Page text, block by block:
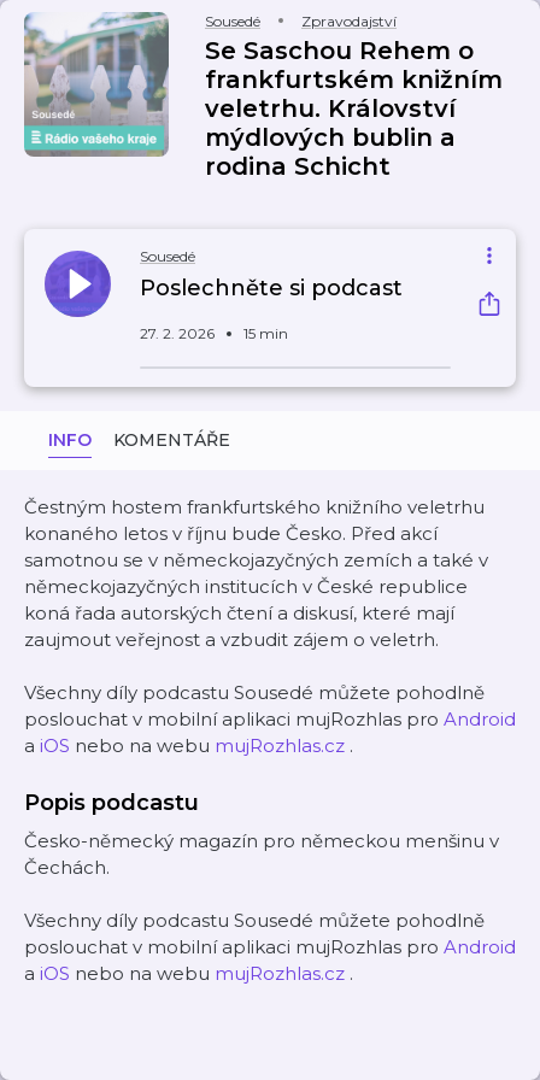
Sousedé Zpravodajství
Se Saschou Rehem o
frankfurtském knižním
veletrhu. Království
mýdlových bublin a
rodina Schicht
Sousedé
Poslechněte si podcast
27. 2. 2026 15 min
INFO KOMENTÁŘE
Čestným hostem frankfurtského knižního veletrhu
konaného letos v říjnu bude Česko. Před akcí
samotnou se v německojazyčných zemích a také v
německojazyčných institucích v České republice
koná řada autorských čtení a diskusí, které mají
zaujmout veřejnost a vzbudit zájem o veletrh.
Všechny díly podcastu Sousedé můžete pohodlně
poslouchat v mobilní aplikaci mujRozhlas pro Android
a iOS nebo na webu mujRozhlas.cz .
Popis podcastu
Česko-německý magazín pro německou menšinu v
Čechách.
Všechny díly podcastu Sousedé můžete pohodlně
poslouchat v mobilní aplikaci mujRozhlas pro Android
a iOS nebo na webu mujRozhlas.cz .